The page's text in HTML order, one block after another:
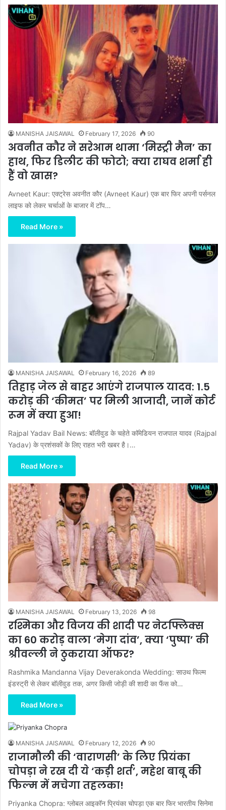
MANISHA JAISAWAL February 17, 2026 90
अवनीत कौर ने सरेआम थामा ‘मिस्ट्री मैन’ का
हाथ, फिर डिलीट की फोटो; क्या राघव शर्मा ही
हैं वो खास?
Avneet Kaur: एक्ट्रेस अवनीत कौर (Avneet Kaur) एक बार फिर अपनी पर्सनल
लाइफ को लेकर चर्चाओं के बाजार में टॉप…
Read More »
MANISHA JAISAWAL February 16, 2026 89
तिहाड़ जेल से बाहर आएंगे राजपाल यादव: 1.5
करोड़ की ‘कीमत’ पर मिली आजादी, जानें कोर्ट
रूम में क्या हुआ!
Rajpal Yadav Bail News: बॉलीवुड के चहेते कॉमेडियन राजपाल यादव (Rajpal
Yadav) के प्रशंसकों के लिए राहत भरी खबर है।…
Read More »
MANISHA JAISAWAL February 13, 2026 98
रश्मिका और विजय की शादी पर नेटफ्लिक्स
का 60 करोड़ वाला ‘मेगा दांव’, क्या ‘पुष्पा’ की
श्रीवल्ली ने ठुकराया ऑफर?
Rashmika Mandanna Vijay Deverakonda Wedding: साउथ फिल्म
इंडस्ट्री से लेकर बॉलीवुड तक, अगर किसी जोड़ी की शादी का फैंस को…
Read More »
MANISHA JAISAWAL February 12, 2026 90
राजामौली की ‘वाराणसी’ के लिए प्रियंका
चोपड़ा ने रख दी ये ‘कड़ी शर्त’, महेश बाबू की
फिल्म में मचेगा तहलका!
Priyanka Chopra: ग्लोबल आइकॉन प्रियंका चोपड़ा एक बार फिर भारतीय सिनेमा